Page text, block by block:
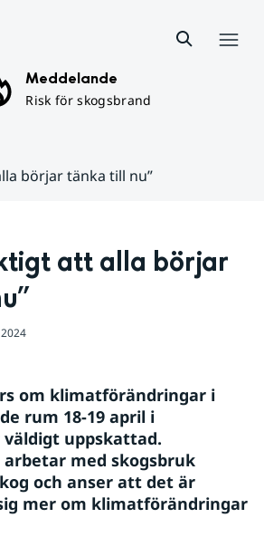
Meddelande
Risk för skogsbrand
börjar tänka till nu”
att alla börjar
om klimatförändringar i
rum 18-19 april i
uppskattad.
med skogsbruk
och anser att det är
mer om klimatförändringar